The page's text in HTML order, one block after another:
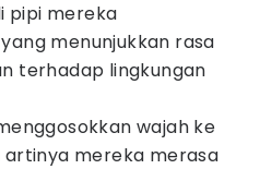
pipi mereka
menunjukkan rasa
terhadap lingkungan
wajah ke
mereka merasa